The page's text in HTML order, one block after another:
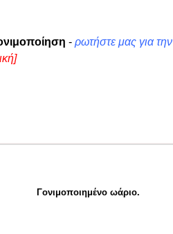
- ρωτήστε μας για την
Γονιμοποιημένο ωάριο.